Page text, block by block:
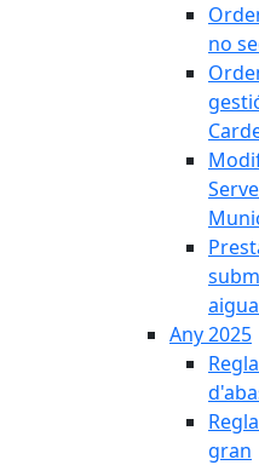
no
Any 2025
gran